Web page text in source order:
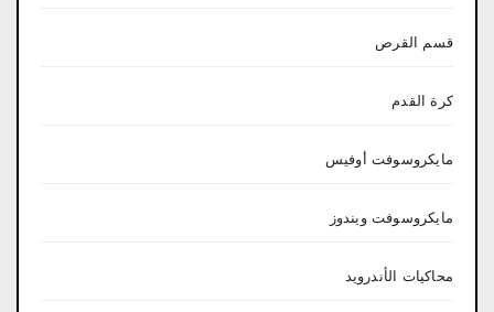
قسم القرص
كرة القدم
مايكروسوفت أوفيس
مايكروسوفت ويندوز
محاكيات الأندرويد